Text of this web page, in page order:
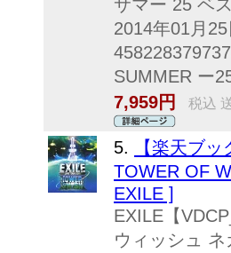
サマー 25 ベ
2014年01月
SUMMER ー
7,959円
税込
5.
【楽天ブ
TOWER OF
EXILE ]
EXILE【
ウィッシュ